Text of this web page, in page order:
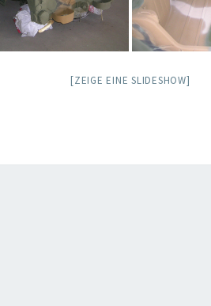
[ZEIGE EINE SLIDESHOW]